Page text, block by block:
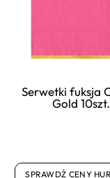
Serwetki fuksja
Gold 10szt.
SPRAWDŹ CENY